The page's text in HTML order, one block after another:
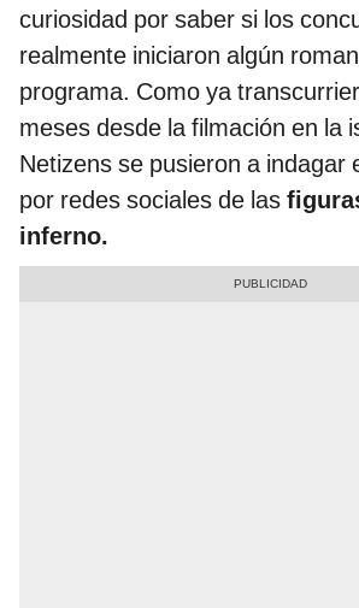
curiosidad por saber si los
realmente iniciaron algún
programa. Como ya
meses desde la filmación en la
Netizens se pusieron a indagar
por redes sociales de las
inferno.